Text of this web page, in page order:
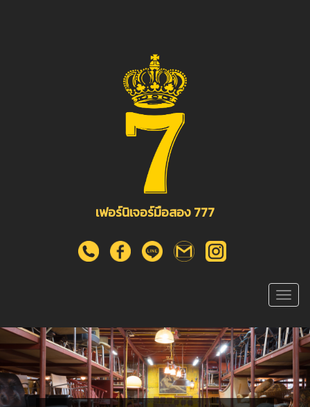
เฟอร์นิเจอร์มือสอง 777
ร
น
เ
จ
อ
ร